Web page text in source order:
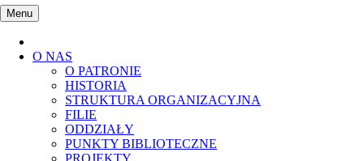
Menu
O NAS
O PATRONIE
HISTORIA
STRUKTURA ORGANIZACYJNA
FILIE
ODDZIAŁY
PUNKTY BIBLIOTECZNE
PROJEKTY